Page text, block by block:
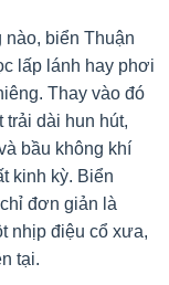
nào, biển Thuận
lấp lánh hay phơi
Thay vào đó
trải dài hun hút,
bầu không khí
kinh kỳ. Biển
đơn giản là
nhịp điệu cổ xưa,
tại.